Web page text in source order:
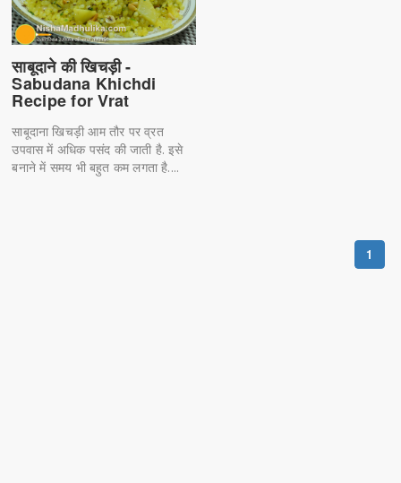
साबूदाने की खिचड़ी -
Sabudana Khichdi
Recipe for Vrat
साबूदाना खिचड़ी आम तौर पर व्रत
उपवास में अधिक पसंद की जाती है. इसे
बनाने में समय भी बहुत कम लगता है....
1